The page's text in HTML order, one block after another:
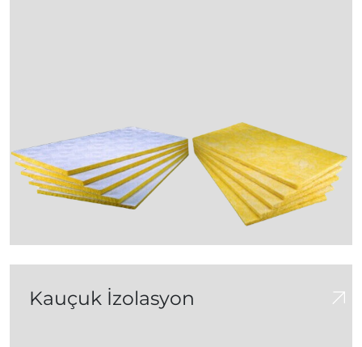
Kauçuk İzolasyon